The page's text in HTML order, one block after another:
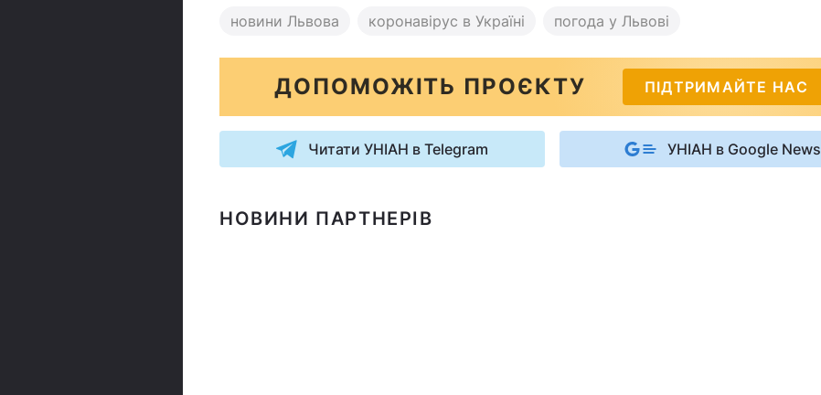
новини Львова коронавірус в Україні погода у Львові
ДОПОМОЖІТЬ ПРОЄКТУ ПІДТРИМАЙТЕ НАС
Читати УНІАН в Telegram УНІАН в Google News
НОВИНИ ПАРТНЕРІВ